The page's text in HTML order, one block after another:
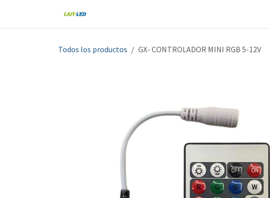
Todos los productos GX- CONTROLADOR MINI RGB 5-12V